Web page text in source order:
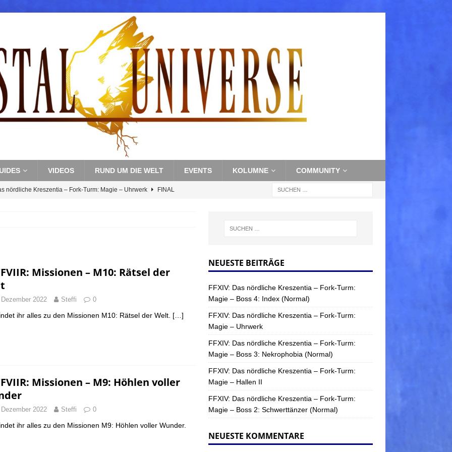
VIDEOS RUND UM DIE WELT EVENTS KOLUMNE COMMUNITY
nördliche Kreszentia – Fork-Turm: Magie – Uhrwerk FINAL
Missionen – M10: Rätsel der
2022 Steffi 0
ihr alles zu den Missionen M10: Rätsel der Welt. […]
Missionen – M9: Höhlen voller
2022 Steffi 0
ihr alles zu den Missionen M9: Höhlen voller Wunder.
NEUESTE BEITRÄGE
FFXIV: Das nördliche Kreszentia – Fork-Turm:
Magie – Boss 4: Index (Normal)
FFXIV: Das nördliche Kreszentia – Fork-Turm:
Magie – Uhrwerk
FFXIV: Das nördliche Kreszentia – Fork-Turm:
Magie – Boss 3: Nekrophobia (Normal)
FFXIV: Das nördliche Kreszentia – Fork-Turm:
Magie – Hallen II
FFXIV: Das nördliche Kreszentia – Fork-Turm:
Magie – Boss 2: Schwerttänzer (Normal)
NEUESTE KOMMENTARE